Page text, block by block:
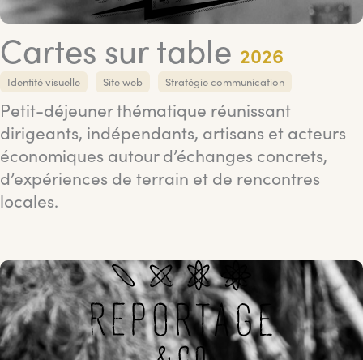
Cartes sur table 2026
Identité visuelle Site web Stratégie communication
Petit-déjeuner thématique réunissant
dirigeants, indépendants, artisans et acteurs
économiques autour d’échanges concrets,
d’expériences de terrain et de rencontres
locales.